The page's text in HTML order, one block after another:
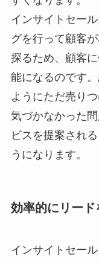
インサイトセー
グを行って顧客
探るため、顧客
能になるのです
ようにただ売り
気づかなかった
ビスを提案され
うになります。
効率的にリード
インサイトセー